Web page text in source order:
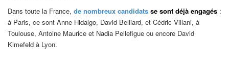
Dans toute la France, de nombreux candidats se sont déjà engagés :
à Paris, ce sont Anne Hidalgo, David Belliard, et Cédric Villani, à
Toulouse, Antoine Maurice et Nadia Pellefigue ou encore David
Kimefeld à Lyon.